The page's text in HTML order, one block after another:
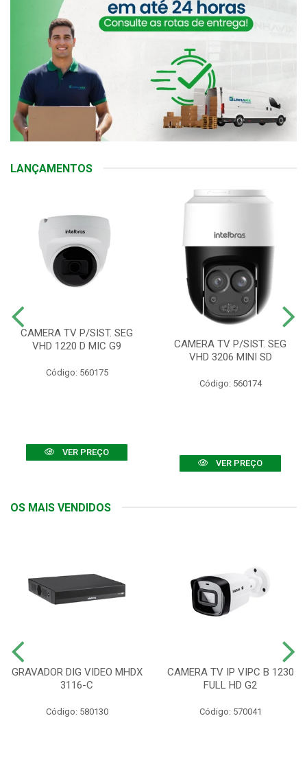
LANÇAMENTOS
CAMERA TV P/SIST. SEG
VHD 1220 D MIC G9
Código: 560175
VER PREÇO
CAMERA TV P/SIST. SEG
VHD 3206 MINI SD
Código: 560174
VER PREÇO
OS MAIS VENDIDOS
GRAVADOR DIG VIDEO MHDX
3116-C
Código: 580130
CAMERA TV IP VIPC B 1230
FULL HD G2
Código: 570041